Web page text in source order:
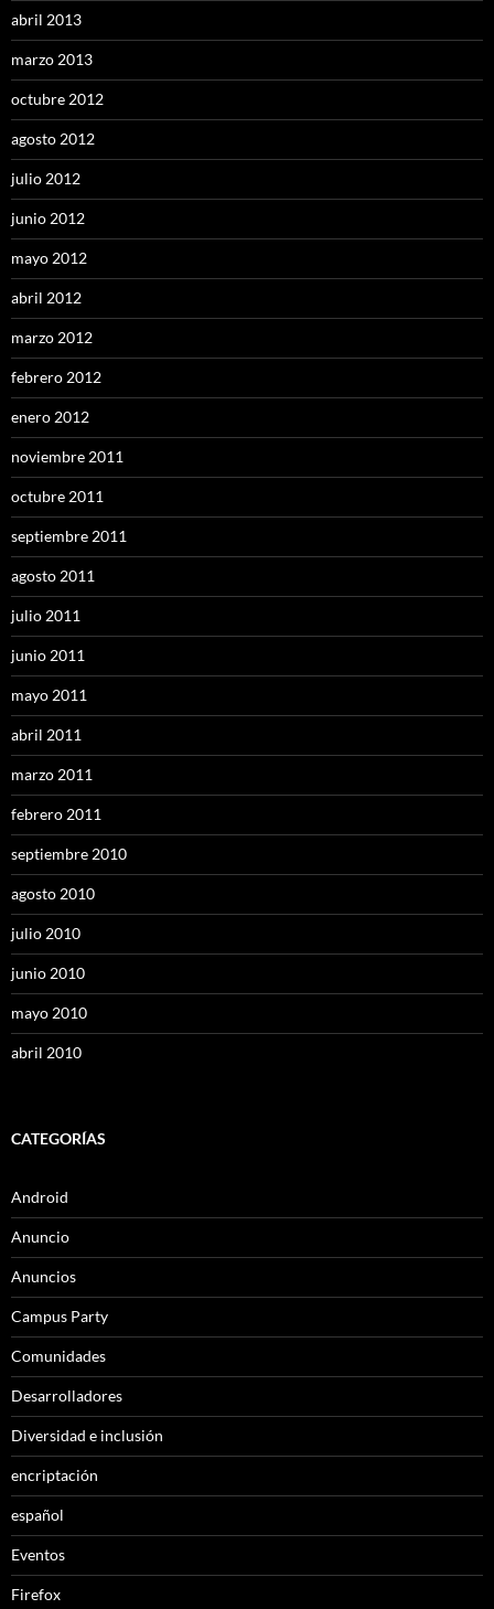
abril 2013
marzo 2013
octubre 2012
agosto 2012
julio 2012
junio 2012
mayo 2012
abril 2012
marzo 2012
febrero 2012
enero 2012
noviembre 2011
octubre 2011
septiembre 2011
agosto 2011
julio 2011
junio 2011
mayo 2011
abril 2011
marzo 2011
febrero 2011
septiembre 2010
agosto 2010
julio 2010
junio 2010
mayo 2010
abril 2010
CATEGORÍAS
Android
Anuncio
Anuncios
Campus Party
Comunidades
Desarrolladores
Diversidad e inclusión
encriptación
español
Eventos
Firefox